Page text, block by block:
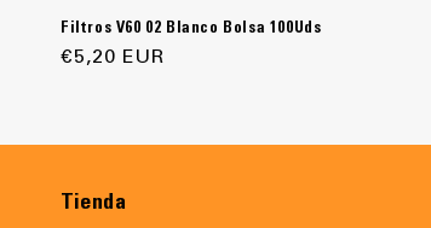
Filtros V60 02 Blanco Bolsa 100Uds
Precio
€5,20 EUR
Tienda